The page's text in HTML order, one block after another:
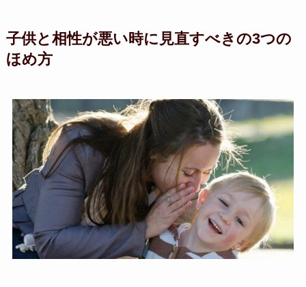
子供と相性が悪い時に見直すべきの3つの
ほめ方